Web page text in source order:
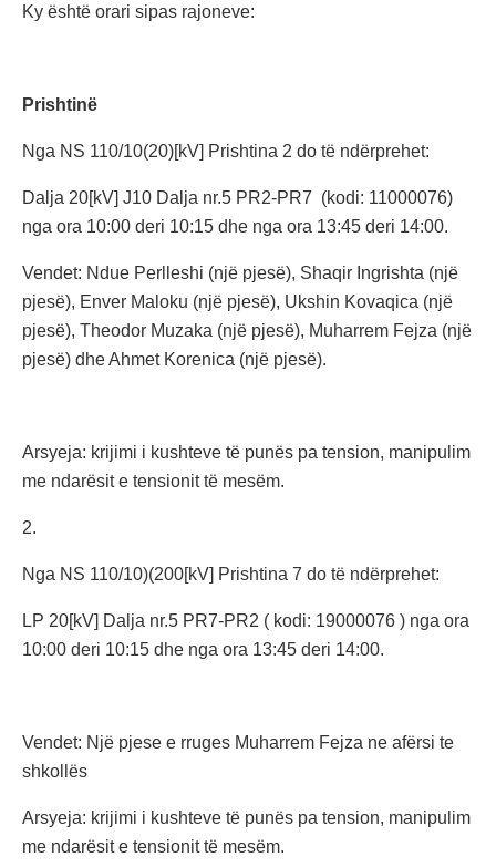
Ky është orari sipas rajoneve:
Prishtinë
Nga NS 110/10(20)[kV] Prishtina 2 do të ndërprehet:
Dalja 20[kV] J10 Dalja nr.5 PR2-PR7 (kodi: 11000076)
nga ora 10:00 deri 10:15 dhe nga ora 13:45 deri 14:00.
Vendet: Ndue Perlleshi (një pjesë), Shaqir Ingrishta (një
pjesë), Enver Maloku (një pjesë), Ukshin Kovaqica (një
pjesë), Theodor Muzaka (një pjesë), Muharrem Fejza (një
pjesë) dhe Ahmet Korenica (një pjesë).
Arsyeja: krijimi i kushteve të punës pa tension, manipulim
me ndarësit e tensionit të mesëm.
2.
Nga NS 110/10)(200[kV] Prishtina 7 do të ndërprehet:
LP 20[kV] Dalja nr.5 PR7-PR2 ( kodi: 19000076 ) nga ora
10:00 deri 10:15 dhe nga ora 13:45 deri 14:00.
Vendet: Një pjese e rruges Muharrem Fejza ne afërsi te
shkollës
Arsyeja: krijimi i kushteve të punës pa tension, manipulim
me ndarësit e tensionit të mesëm.